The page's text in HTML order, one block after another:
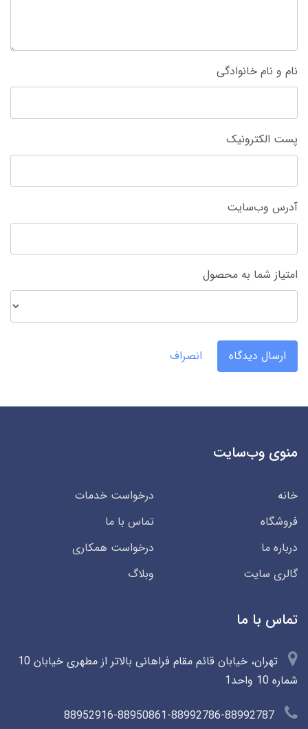
نام و نام خانوادگی
پست الکترونیک
آدرس وب‌سایت
امتیاز شما به محصول
ارسال دیدگاه انصراف
منوی وب‌سایت
خانه
درخواست خدمات
فروشگاه
تماس با ما
درباره ما
درخواست همکاری
گالری سایت
وبلاگ
تماس با ما
تهران، خیابان قائم مقام فراهانی بالاتر از مطهری خیابان 10
شماره 10 واحد1